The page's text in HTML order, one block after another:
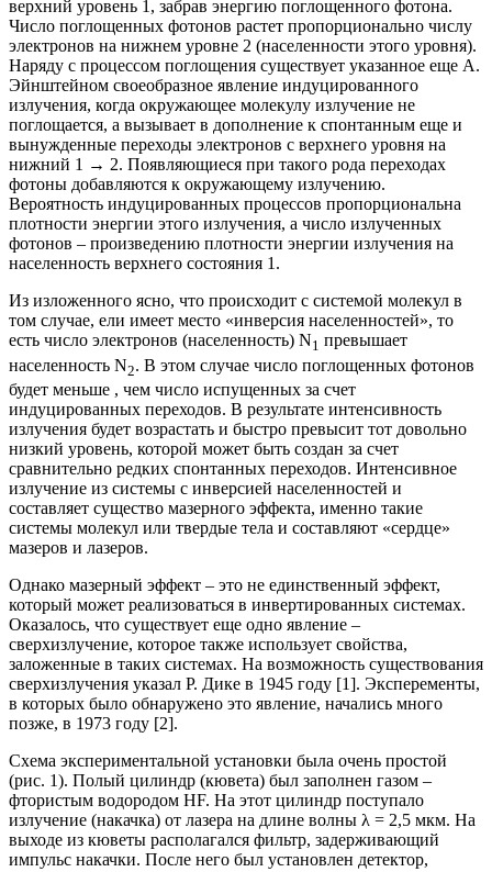
верхний уровень 1, забрав энергию поглощенного фотона.
Число поглощенных фотонов растет пропорционально числу
электронов на нижнем уровне 2 (населенности этого уровня).
Наряду с процессом поглощения существует указанное еще А.
Эйнштейном своеобразное явление индуцированного
излучения, когда окружающее молекулу излучение не
поглощается, а вызывает в дополнение к спонтанным еще и
вынужденные переходы электронов с верхнего уровня на
нижний 1 → 2. Появляющиеся при такого рода переходах
фотоны добавляются к окружающему излучению.
Вероятность индуцированных процессов пропорциональна
плотности энергии этого излучения, а число излученных
фотонов – произведению плотности энергии излучения на
населенность верхнего состояния 1.
Из изложенного ясно, что происходит с системой молекул в
том случае, ели имеет место «инверсия населенностей», то
есть число электронов (населенность) N1 превышает
населенность N2. В этом случае число поглощенных фотонов
будет меньше , чем число испущенных за счет
индуцированных переходов. В результате интенсивность
излучения будет возрастать и быстро превысит тот довольно
низкий уровень, которой может быть создан за счет
сравнительно редких спонтанных переходов. Интенсивное
излучение из системы с инверсией населенностей и
составляет существо мазерного эффекта, именно такие
системы молекул или твердые тела и составляют «сердце»
мазеров и лазеров.
Однако мазерный эффект – это не единственный эффект,
который может реализоваться в инвертированных системах.
Оказалось, что существует еще одно явление –
сверхизлучение, которое также использует свойства,
заложенные в таких системах. На возможность существования
сверхизлучения указал Р. Дике в 1945 году [1]. Эксперементы,
в которых было обнаружено это явление, начались много
позже, в 1973 году [2].
Схема экспериментальной установки была очень простой
(рис. 1). Полый цилиндр (кювета) был заполнен газом –
фтористым водородом HF. На этот цилиндр поступало
излучение (накачка) от лазера на длине волны λ = 2,5 мкм. На
выходе из кюветы располагался фильтр, задерживающий
импульс накачки. После него был установлен детектор,